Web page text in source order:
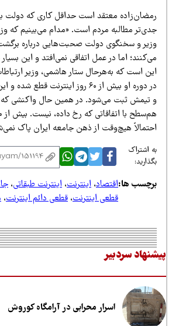
معتقد است حداقل کاری که دولت باید
مطالبه مردم است. «مدام می‌بینیم که وزیر
و سخنگوی دولت صحبت‌هایی درباره برگشت
اما در عمل اتفاقی نمی‌افتد و این بسیار
است که به‌هرحال ستار هاشمی، وزیر ارتباطات
در دوره او بیش از ۶۰ روز اینترنت قطع شده و
تیمش ثبت می‌شود. در همین حال واکنشی که
هم‌سطح با
هیچ‌وقت از ذهن جامعه ایران پاک نمی‌شود.
اشتراک
ها:اقتصاد،اینترنت،اینترنت طبقاتی،جامعه،
قطعی اینترنت،قطعی دائم اینترنت،مردم
سردبیر
اسرار محرابی در آرامگاه کوروش